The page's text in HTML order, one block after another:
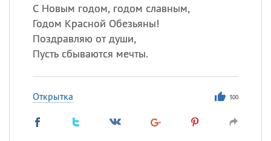
С Новым годом, годом славным,
Годом Красной Обезьяны!
Поздравляю от души,
Пусть сбываются мечты.
Открытка 300
мучеников
Бояка